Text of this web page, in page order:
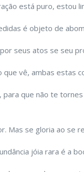
está puro, estou
é objeto de
seus atos se seu
vê, ambas estas
para que não te
Mas se gloria ao se
jóia rara é a